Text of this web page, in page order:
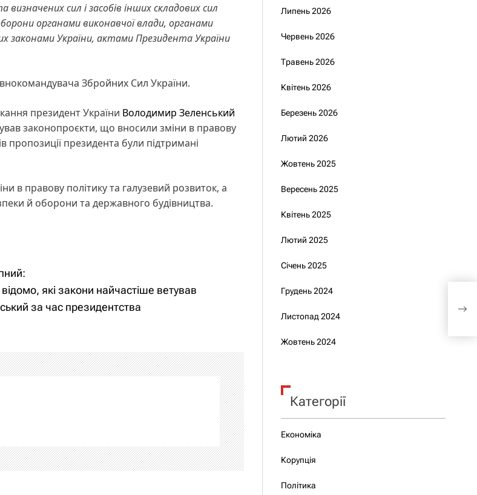
сил і засобів інших складових сил
органами виконавчої влади, органами
законами України, актами Президента України
Збройних Сил України.
президент України Володимир Зеленський
законопроєкти, що вносили зміни в правову
пропозиції президента були підтримані
в правову політику та галузевий розвиток, а
й оборони та державного будівництва.
які закони найчастіше ветував
за час президентства
Липень 2026
Червень 2026
Травень 2026
Квітень 2026
Березень 2026
Лютий 2026
Жовтень 2025
Вересень 2025
Квітень 2025
Лютий 2025
Січень 2025
Грудень 2024
Листопад 2024
Жовтень 2024
Категорії
Економіка
Корупція
Політика